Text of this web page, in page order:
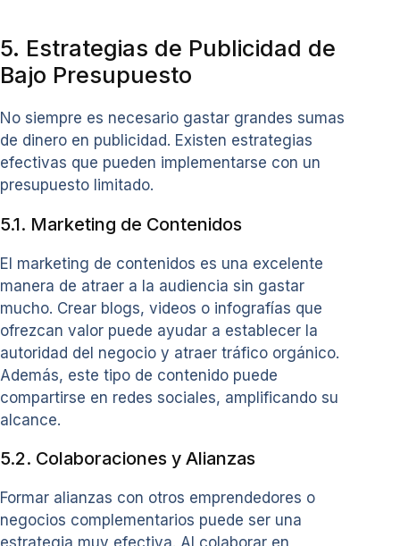
5. Estrategias de Publicidad de
Bajo Presupuesto
No siempre es necesario gastar grandes sumas
de dinero en publicidad. Existen estrategias
efectivas que pueden implementarse con un
presupuesto limitado.
5.1. Marketing de Contenidos
El marketing de contenidos es una excelente
manera de atraer a la audiencia sin gastar
mucho. Crear blogs, videos o infografías que
ofrezcan valor puede ayudar a establecer la
autoridad del negocio y atraer tráfico orgánico.
Además, este tipo de contenido puede
compartirse en redes sociales, amplificando su
alcance.
5.2. Colaboraciones y Alianzas
Formar alianzas con otros emprendedores o
negocios complementarios puede ser una